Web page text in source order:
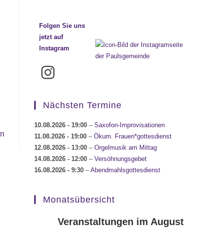
Folgen Sie uns
jetzt auf
Instagram
Instagram
Nächsten Termine
10.08.2026 - 19:00 – Saxofon-Improvisationen
11.08.2026 - 19:00 – Ökum. Frauen*gottesdienst
12.08.2026 - 13:00 – Orgelmusik am Mittag
14.08.2026 - 12:00 – Versöhnungsgebet
16.08.2026 - 9:30 –Abendmahlsgottesdienst
Monatsübersicht
Veranstaltungen im August